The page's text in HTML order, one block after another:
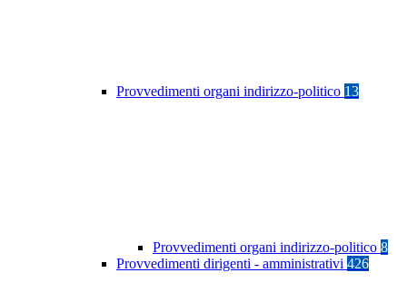
Provvedimenti organi indirizzo-politico 13
Provvedimenti organi indirizzo-politico 8
Provvedimenti dirigenti - amministrativi 426